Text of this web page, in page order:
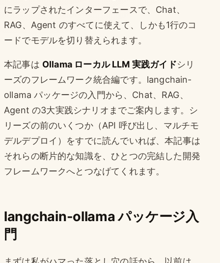
にラップされたインターフェースで、Chat、
RAG、Agent のすべてに使えて、しかも1行のコ
ードでモデルを切り替えられます。
本記事は Ollama ローカル LLM 実践ガイドシリ
ーズのフレームワーク統合編です。langchain-
ollama パッケージの入門から、Chat、RAG、
Agent の3大実践シナリオまでご案内します。シ
リーズの前のいくつか（API 呼び出し、マルチモ
デルデプロイ）をすでに読んでいれば、本記事は
それらの断片的な知識を、ひとつの完結した開発
フレームワークへとつなげてくれます。
langchain-ollama パッケージ入
門